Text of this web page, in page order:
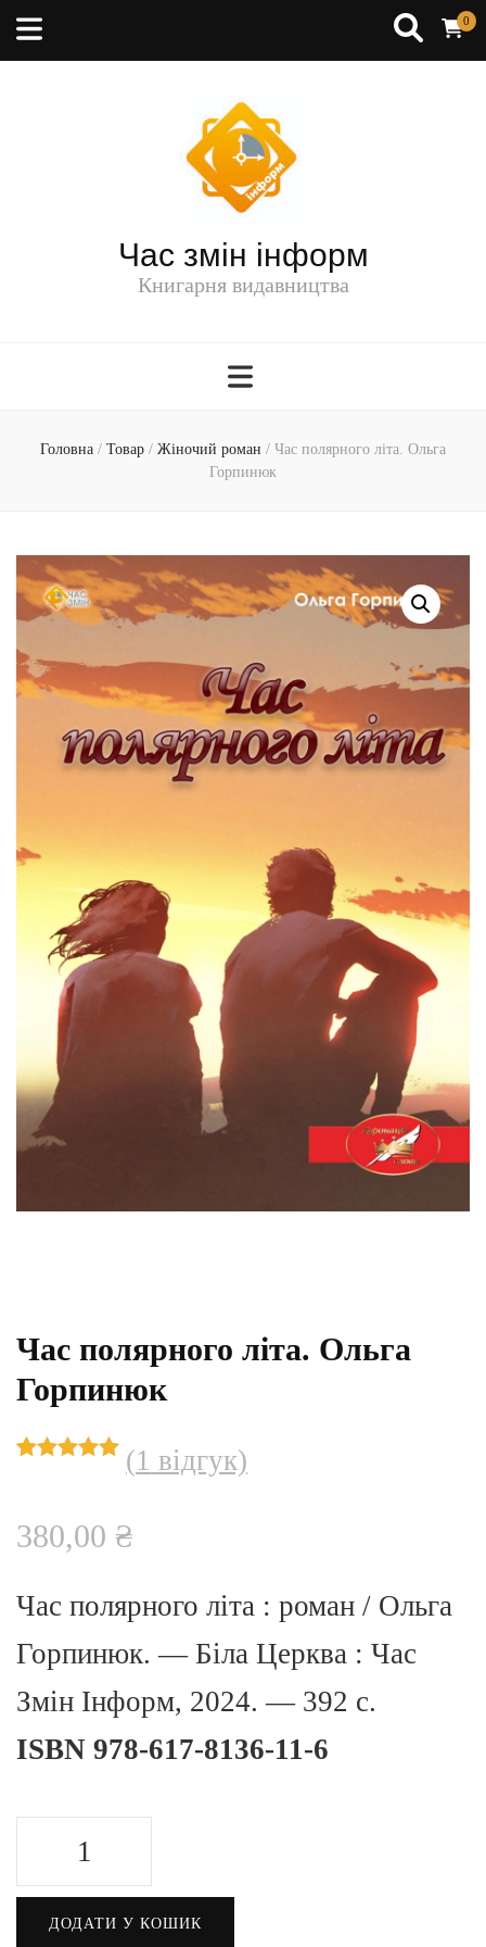
0
Час змін інформ
Книгарня видавництва
Головна / Товар / Жіночий роман / Час полярного літа. Ольга
Горпинюк
Час полярного літа. Ольга
Горпинюк
опитування
покупця
(1 відгук)
380,00 ₴
Час полярного літа : роман / Ольга
Горпинюк. — Біла Церква : Час
Змін Інформ, 2024. — 392 с.
ISBN 978-617-8136-11-6
полярного
літа.
ДОДАТИ У КОШИК